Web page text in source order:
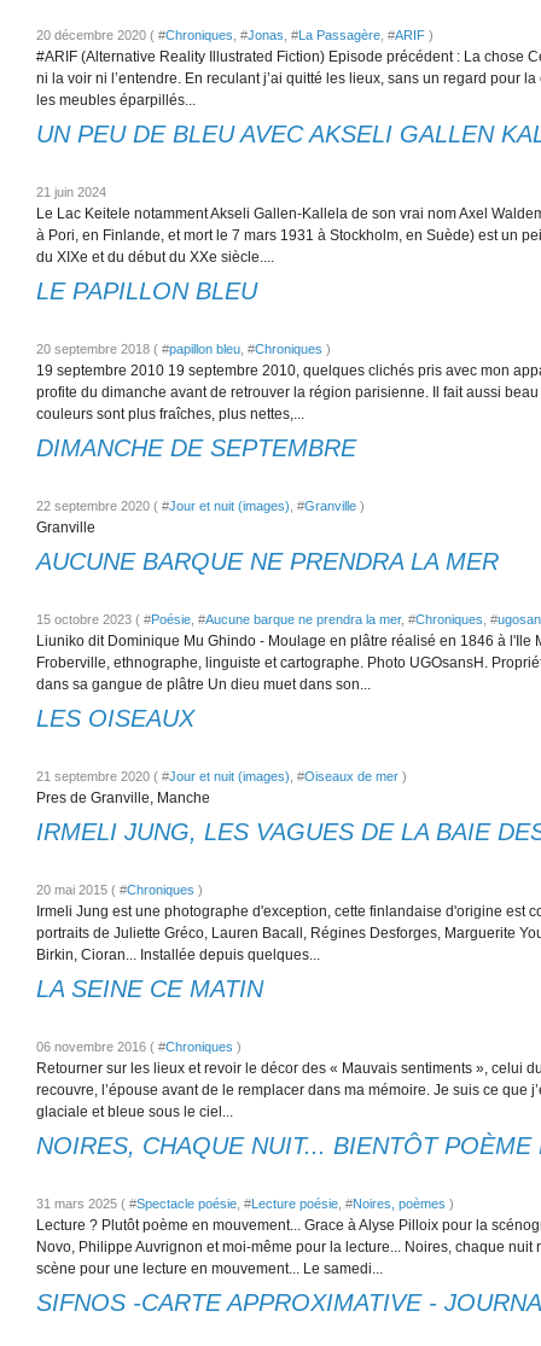
20 décembre 2020 ( #Chroniques , #Jonas , #La Passagère , #ARIF )
#ARIF (Alternative Reality Illustrated Fiction) Episode précédent : La chose
ni la voir ni l’entendre. En reculant j’ai quitté les lieux, sans un regard pour
les meubles éparpillés...
UN PEU DE BLEU AVEC AKSELI GALLEN
21 juin 2024
Le Lac Keitele notamment Akseli Gallen-Kallela de son vrai nom Axel
à Pori, en Finlande, et mort le 7 mars 1931 à Stockholm, en Suède) est un
du XIXe et du début du XXe siècle....
LE PAPILLON BLEU
20 septembre 2018 ( #papillon bleu , #Chroniques )
19 septembre 2010 19 septembre 2010, quelques clichés pris avec mon
profite du dimanche avant de retrouver la région parisienne. Il fait aussi
couleurs sont plus fraîches, plus nettes,...
DIMANCHE DE SEPTEMBRE
22 septembre 2020 ( #Jour et nuit (images) , #Granville )
Granville
AUCUNE BARQUE NE PRENDRA LA MER
15 octobre 2023 ( #Poésie , #Aucune barque ne prendra la mer, #Chroniques , #
Liuniko dit Dominique Mu Ghindo - Moulage en plâtre réalisé en 1846 à l'Ile
Froberville, ethnographe, linguiste et cartographe. Photo UGOsansH.
dans sa gangue de plâtre Un dieu muet dans son...
LES OISEAUX
21 septembre 2020 ( #Jour et nuit (images) , #Oiseaux de mer )
Pres de Granville, Manche
IRMELI JUNG, LES VAGUES DE LA BAIE
20 mai 2015 ( #Chroniques )
Irmeli Jung est une photographe d'exception, cette finlandaise d'origine est
portraits de Juliette Gréco, Lauren Bacall, Régines Desforges, Marguerite
Birkin, Cioran... Installée depuis quelques...
LA SEINE CE MATIN
06 novembre 2016 ( #Chroniques )
Retourner sur les lieux et revoir le décor des « Mauvais sentiments », celui
recouvre, l’épouse avant de le remplacer dans ma mémoire. Je suis ce que
glaciale et bleue sous le ciel...
NOIRES, CHAQUE NUIT... BIENTÔT POÈME
31 mars 2025 ( #Spectacle poésie , #Lecture poésie , #Noires, poèmes )
Lecture ? Plutôt poème en mouvement... Grace à Alyse Pilloix pour la
Novo, Philippe Auvrignon et moi-même pour la lecture... Noires, chaque nuit
scène pour une lecture en mouvement... Le samedi...
SIFNOS -CARTE APPROXIMATIVE -